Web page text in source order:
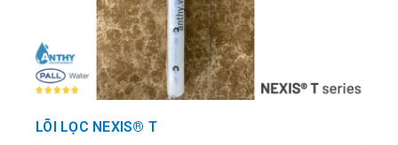
LÕI LỌC NEXIS® T